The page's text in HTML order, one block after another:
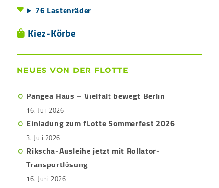
76 Lastenräder
Kiez-Körbe
NEUES VON DER FLOTTE
Pangea Haus – Vielfalt bewegt Berlin
16. Juli 2026
Einladung zum fLotte Sommerfest 2026
3. Juli 2026
Rikscha-Ausleihe jetzt mit Rollator-
Transportlösung
16. Juni 2026